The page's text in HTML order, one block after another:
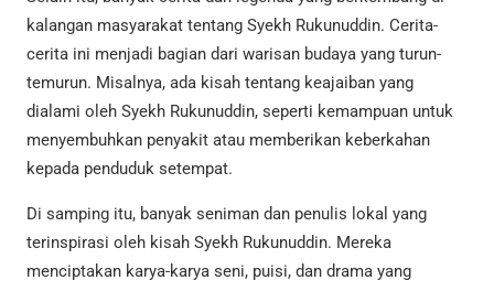
kalangan masyarakat tentang Syekh Rukunuddin. Cerita-
cerita ini menjadi bagian dari warisan budaya yang turun-
temurun. Misalnya, ada kisah tentang keajaiban yang
dialami oleh Syekh Rukunuddin, seperti kemampuan untuk
menyembuhkan penyakit atau memberikan keberkahan
kepada penduduk setempat.
Di samping itu, banyak seniman dan penulis lokal yang
terinspirasi oleh kisah Syekh Rukunuddin. Mereka
menciptakan karya-karya seni, puisi, dan drama yang